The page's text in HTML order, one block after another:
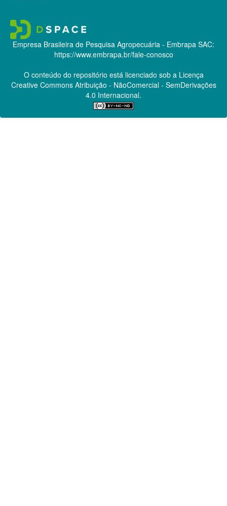
Empresa Brasileira de Pesquisa Agropecuária - Embrapa SAC:
https://www.embrapa.br/fale-conosco
O conteúdo do repositório está licenciado sob a Licença
Creative CommonsAtribuição - NãoComercial - SemDerivações
4.0 Internacional.